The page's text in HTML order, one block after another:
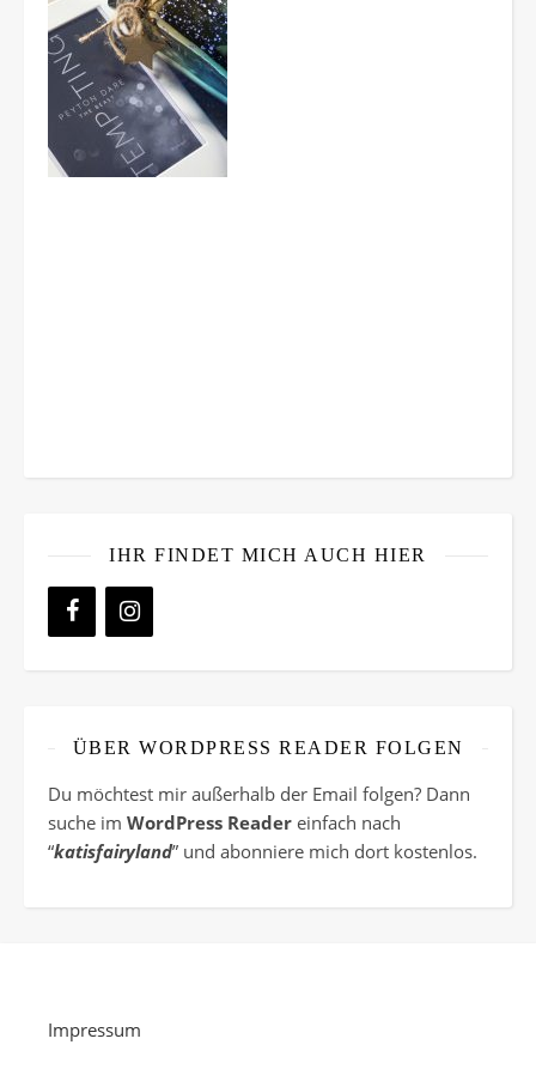
IHR FINDET MICH AUCH HIER
ÜBER WORDPRESS READER FOLGEN
Du möchtest mir außerhalb der Email folgen? Dann
suche im WordPress Reader einfach nach
“katisfairyland” und abonniere mich dort kostenlos.
Impressum